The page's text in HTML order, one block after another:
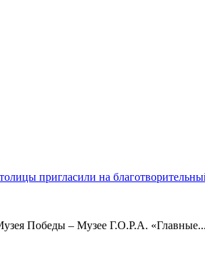
пригласили на
Победы – Музее Г.О.Р.А. «Главные...